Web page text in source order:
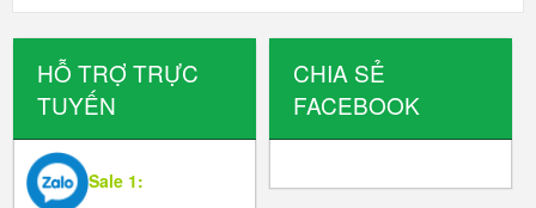
HỖ TRỢ TRỰC
TUYẾN
Sale 1:
CHIA SẺ
FACEBOOK